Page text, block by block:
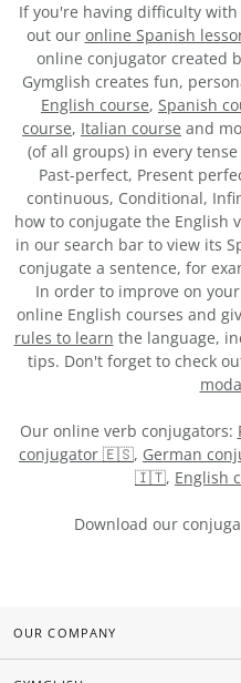
If you're having difficulty
out our online Spanish
online conjugator created
Gymglish creates fun,
English course, Spanish
course, Italian course and
(of all groups) in every
Past-perfect, Present
continuous, Conditional,
how to conjugate the English
in our search bar to view its
conjugate a sentence, for
In order to improve on
online English courses and
rules to learn the language,
tips. Don't forget to check
Our online verb conjugators:
conjugator 🇪🇸, German
🇮🇹, English
Download our
OUR COMPANY